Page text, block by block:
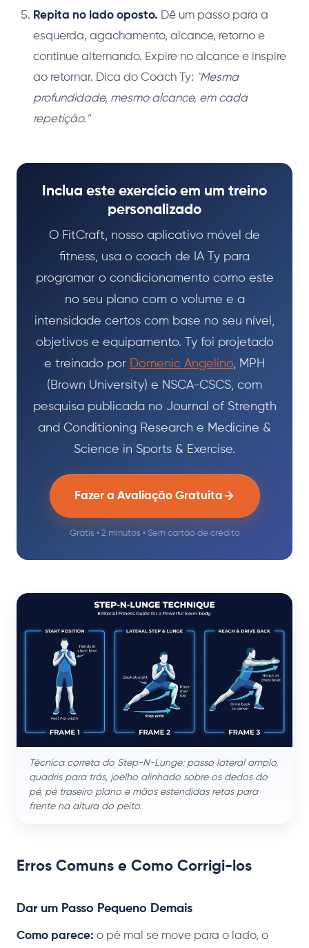
Repita no lado oposto. Dê um passo para a
esquerda, agachamento, alcance, retorno e
continue alternando. Expire no alcance e inspire
ao retornar. Dica do Coach Ty: "Mesma
profundidade, mesmo alcance, em cada
repetição."
Inclua este exercício em um treino
personalizado
O FitCraft, nosso aplicativo móvel de
fitness, usa o coach de IA Ty para
programar o condicionamento como este
no seu plano com o volume e a
intensidade certos com base no seu nível,
objetivos e equipamento. Ty foi projetado
e treinado por Domenic Angelino, MPH
(Brown University) e NSCA-CSCS, com
pesquisa publicada no Journal of Strength
and Conditioning Research e Medicine &
Science in Sports & Exercise.
Fazer a Avaliação Gratuita
Grátis • 2 minutos • Sem cartão de crédito
Técnica correta do Step-N-Lunge: passo lateral amplo,
quadris para trás, joelho alinhado sobre os dedos do
pé, pé traseiro plano e mãos estendidas retas para
frente na altura do peito.
Erros Comuns e Como Corrigi-los
Dar um Passo Pequeno Demais
Como parece: o pé mal se move para o lado, o